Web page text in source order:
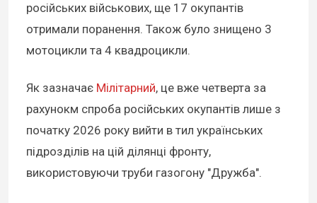
російських військових, ще 17 окупантів
отримали поранення. Також було знищено 3
мотоцикли та 4 квадроцикли.
Як зазначає Мілітарний, це вже четверта за
рахунокм спроба російських окупантів лише з
початку 2026 року вийти в тил українських
підрозділів на цій ділянці фронту,
використовуючи труби газогону "Дружба".